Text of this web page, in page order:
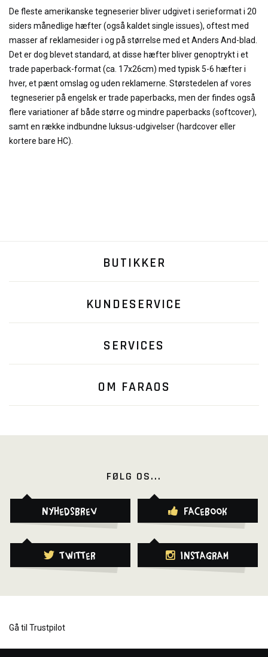
De fleste amerikanske tegneserier bliver udgivet i serieformat i 20
siders månedlige hæfter (også kaldet single issues), oftest med
masser af reklamesider i og på størrelse med et Anders And-blad.
Det er dog blevet standard, at disse hæfter bliver genoptrykt i et
trade paperback-format (ca. 17x26cm) med typisk 5-6 hæfter i
hver, et pænt omslag og uden reklamerne. Størstedelen af vores
tegneserier på engelsk er trade paperbacks, men der findes også
flere variationer af både større og mindre paperbacks (softcover),
samt en række indbundne luksus-udgivelser (hardcover eller
kortere bare HC).
BUTIKKER
KUNDESERVICE
SERVICES
OM FARAOS
FØLG OS...
Nyhedsbrev Facebook
Twitter Instagram
Gå til Trustpilot